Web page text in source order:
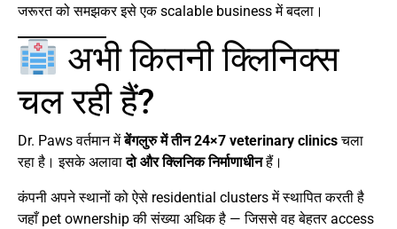
जरूरत को समझकर इसे एक scalable business में बदला।
अभी कितनी क्लिनिक्स
चल रही हैं?
Dr. Paws वर्तमान मेंबेंगलुरु में तीन 24×7 veterinary clinicsचला
रहा है। इसके अलावादो और क्लिनिक निर्माणाधीनहैं।
कंपनी अपने स्थानों को ऐसे residential clusters में स्थापित करती है
जहाँ pet ownership की संख्या अधिक है — जिससे वह बेहतर access